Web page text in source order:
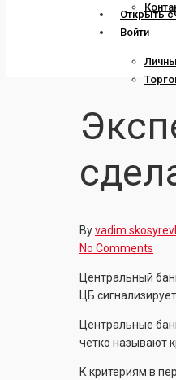
Открыть
Войти
Byvadim.skosyrev
No Comments
Центральный
ЦБ
Центральные
четко называют
К критериям в